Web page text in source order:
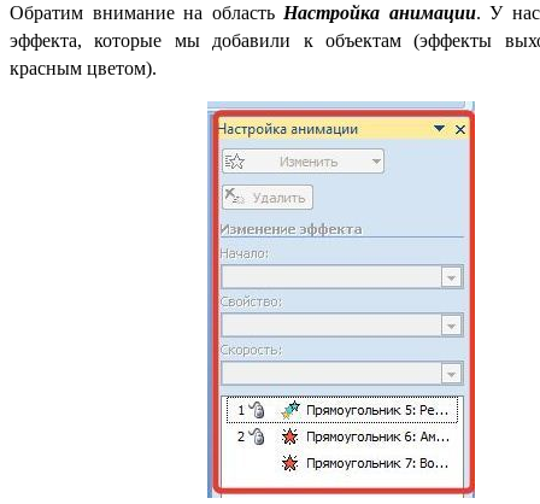
Обратим внимание на область Настройка анимации. У нас
эффекта, которые мы добавили к объектам (эффекты
красным цветом).